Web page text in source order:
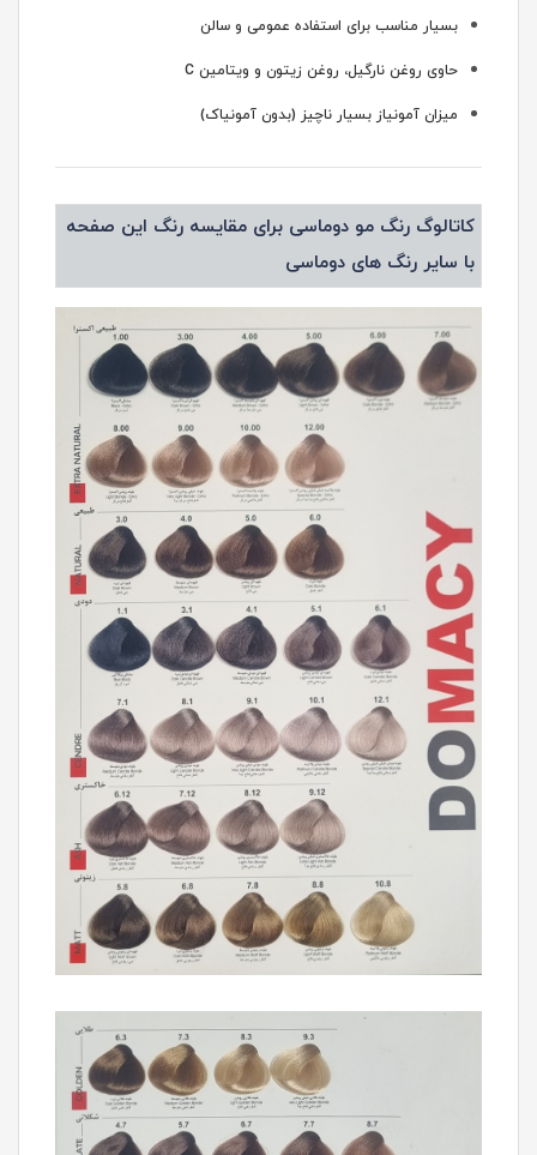
بسیار مناسب برای استفاده عمومی و سالن
حاوی روغن نارگیل، روغن زیتون و ویتامین C
میزان آمونیاز بسیار ناچیز (بدون آمونیاک)
کاتالوگ رنگ مو دوماسی برای مقایسه رنگ این صفحه
با سایر رنگ های دوماسی